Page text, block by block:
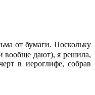
от бумаги. Поскольку
вообще дают), я решила,
в иероглифе, собрав